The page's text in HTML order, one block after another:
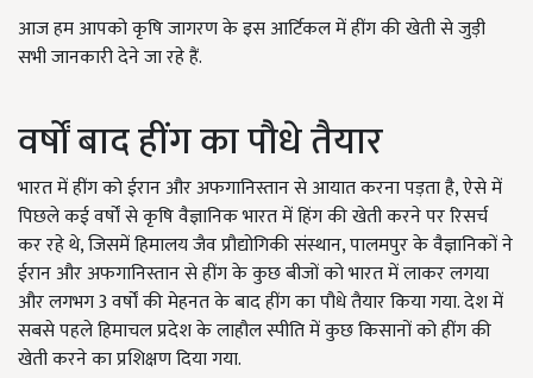
आज हम आपको कृषि जागरण के इस आर्टिकल में हींग की खेती से जुड़ी
सभी जानकारी देने जा रहे हैं.
वर्षों बाद हींग का पौधे तैयार
भारत में हींग को ईरान और अफगानिस्तान से आयात करना पड़ता है, ऐसे में
पिछले कई वर्षों से कृषि वैज्ञानिक भारत में हिंग की खेती करने पर रिसर्च
कर रहे थे, जिसमें हिमालय जैव प्रौद्योगिकी संस्थान, पालमपुर के वैज्ञानिकों ने
ईरान और अफगानिस्तान से हींग के कुछ बीजों को भारत में लाकर लगया
और लगभग 3 वर्षों की मेहनत के बाद हींग का पौधे तैयार किया गया. देश में
सबसे पहले हिमाचल प्रदेश के लाहौल स्पीति में कुछ किसानों को हींग की
खेती करने का प्रशिक्षण दिया गया.